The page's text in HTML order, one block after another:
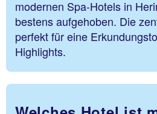
modernen Spa-Hotels in
bestens aufgehoben. Die
perfekt für eine
Highlights.